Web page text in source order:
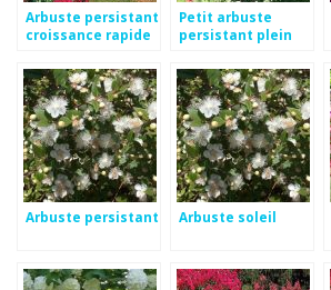
Arbuste persistant
croissance rapide
Petit arbuste
persistant plein
Arbuste persistant Arbuste soleil